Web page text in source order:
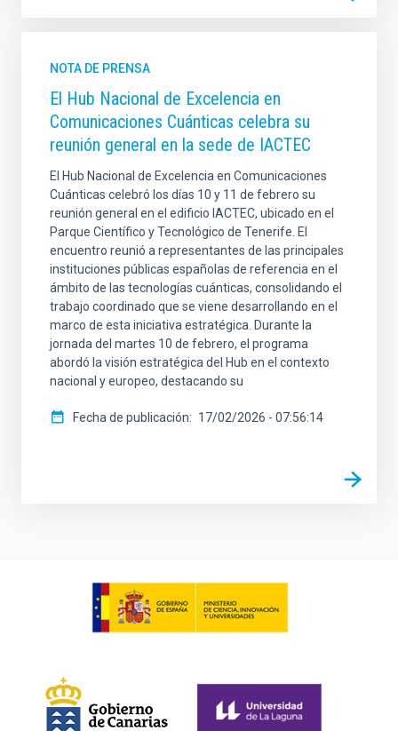
NOTA DE PRENSA
El Hub Nacional de Excelencia en
Comunicaciones Cuánticas celebra su
reunión general en la sede de IACTEC
El Hub Nacional de Excelencia en Comunicaciones
Cuánticas celebró los días 10 y 11 de febrero su
reunión general en el edificio IACTEC, ubicado en el
Parque Científico y Tecnológico de Tenerife. El
encuentro reunió a representantes de las principales
instituciones públicas españolas de referencia en el
ámbito de las tecnologías cuánticas, consolidando el
trabajo coordinado que se viene desarrollando en el
marco de esta iniciativa estratégica. Durante la
jornada del martes 10 de febrero, el programa
abordó la visión estratégica del Hub en el contexto
nacional y europeo, destacando su
Fecha de publicación 17/02/2026 - 07:56:14